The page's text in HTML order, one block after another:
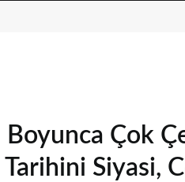
Çok
Tarihini Siyasi,